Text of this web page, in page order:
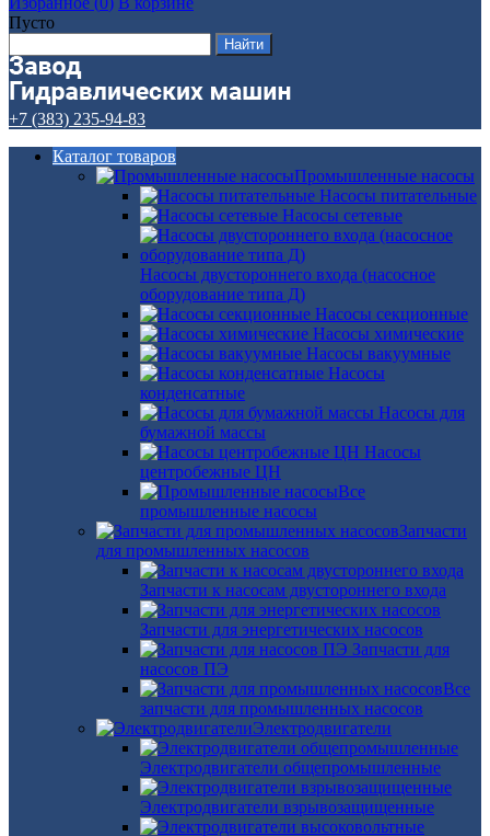
Пусто
+7 (383) 235-94-83
Каталог товаров
Промышленные насосы
Насосы питательные
Насосы сетевые
Насосы двустороннего входа (насосное
оборудование типа Д)
Насосы секционные
Насосы химические
Насосы вакуумные
Насосы
конденсатные
Насосы для
бумажной массы
Насосы
центробежные ЦН
Все
промышленные насосы
Запчасти
для промышленных насосов
Запчасти к насосам двустороннего входа
Запчасти для энергетических насосов
Запчасти для
насосов ПЭ
Все
запчасти для промышленных насосов
Электродвигатели
Электродвигатели общепромышленные
Электродвигатели взрывозащищенные